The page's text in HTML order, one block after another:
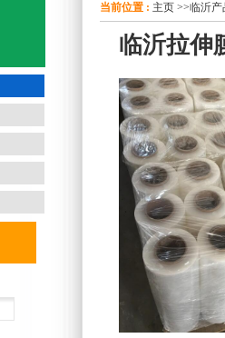
当前位置 : 主页 >>临沂产
临沂拉伸